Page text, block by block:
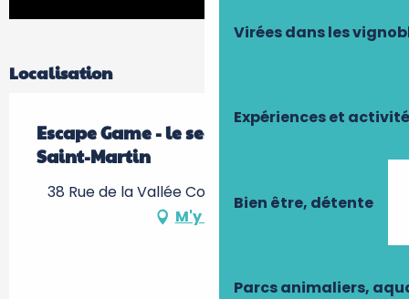
Virées dans les
Expériences et
Bien être, détente
Parcs animaliers,
Localisation
Escape Game - le secret de la Guilde de
Saint-Martin
38 Rue de la Vallée Coquette, 37210 Vouvray
M'y rendre